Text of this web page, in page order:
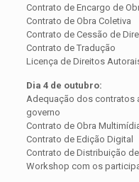
Contrato de Encargo de
Contrato de Obra Coletiva
Contrato de Cessão de
Contrato de Tradução
Licença de Direitos
Dia 4 de outubro:
Adequação dos contratos
governo
Contrato de Obra
Contrato de Edição Digital
Contrato de Distribuição
Workshop com os